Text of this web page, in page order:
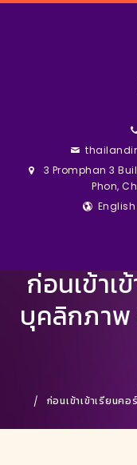
3 Promphan 3
Phon,
English
ก่อนเข้าเ
บุคลิกภาพ
ก่อนเข้าเข้าเรียน